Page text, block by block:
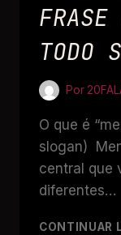
FRASE
TODO
Por
O que é
slogan)
central que
diferentes…
CONTINUAR